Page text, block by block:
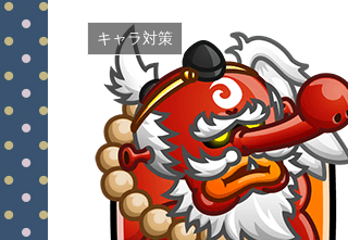
キャラ対策